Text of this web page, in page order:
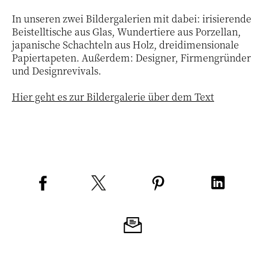
In unseren zwei Bildergalerien mit dabei: irisierende
Beistelltische aus Glas, Wundertiere aus Porzellan,
japanische Schachteln aus Holz, dreidimensionale
Papiertapeten. Außerdem: Designer, Firmengründer
und Designrevivals.
Hier geht es zur Bildergalerie über dem Text